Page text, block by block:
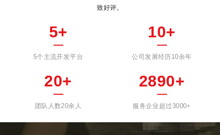
致好评。
5+
5个主流开发平台
10+
公司发展经历10余年
20+
团队人数20余人
2905+
服务企业超过3000+